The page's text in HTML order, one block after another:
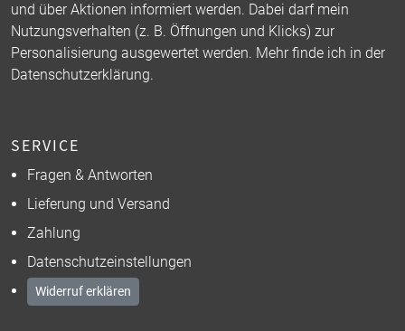
und über Aktionen informiert werden. Dabei darf mein
Nutzungsverhalten (z. B. Öffnungen und Klicks) zur
Personalisierung ausgewertet werden. Mehr finde ich in der
Datenschutzerklärung.
SERVICE
Fragen & Antworten
Lieferung und Versand
Zahlung
Datenschutzeinstellungen
Widerruf erklären